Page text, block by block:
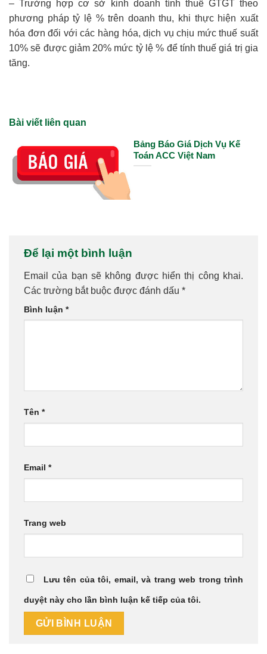
– Trường hợp cơ sở kinh doanh tính thuế GTGT theo
phương pháp tỷ lệ % trên doanh thu, khi thực hiện xuất
hóa đơn đối với các hàng hóa, dịch vụ chịu mức thuế suất
10% sẽ được giảm 20% mức tỷ lệ % để tính thuế giá trị gia
tăng.
Bài viết liên quan
Bảng Báo Giá Dịch Vụ Kế
Toán ACC Việt Nam
Để lại một bình luận
Email của bạn sẽ không được hiển thị công khai.
Các trường bắt buộc được đánh dấu *
Bình luận *
Tên *
Email *
Trang web
Lưu tên của tôi, email, và trang web trong trình
duyệt này cho lần bình luận kế tiếp của tôi.